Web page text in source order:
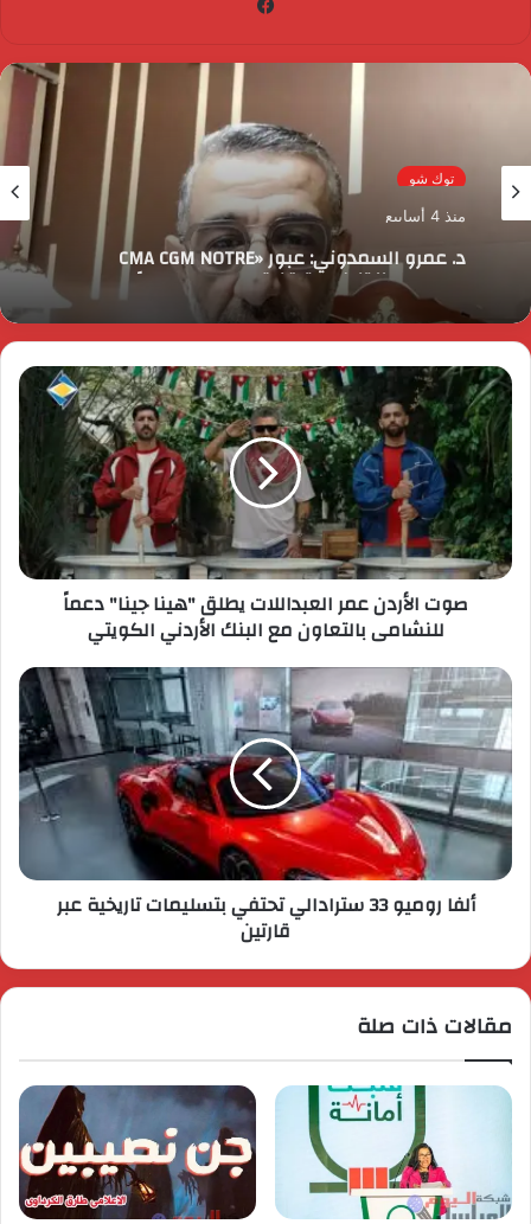
توك شو
منذ 4 أسابيع
د. عمرو السمدوني: عبور «CMA CGM NOTRE
DAME» يعزز تنافسية قناة السويس عالميًا
صوت الأردن عمر العبداللات يطلق "هينا جينا" دعماً
للنشامى بالتعاون مع البنك الأردني الكويتي
ألفا روميو 33 سترادالي تحتفي بتسليمات تاريخية عبر
قارتين
مقالات ذات صلة